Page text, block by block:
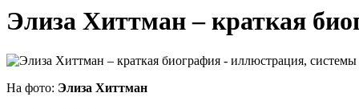
Элиза Хиттман – краткая
На фото: Элиза Хиттман